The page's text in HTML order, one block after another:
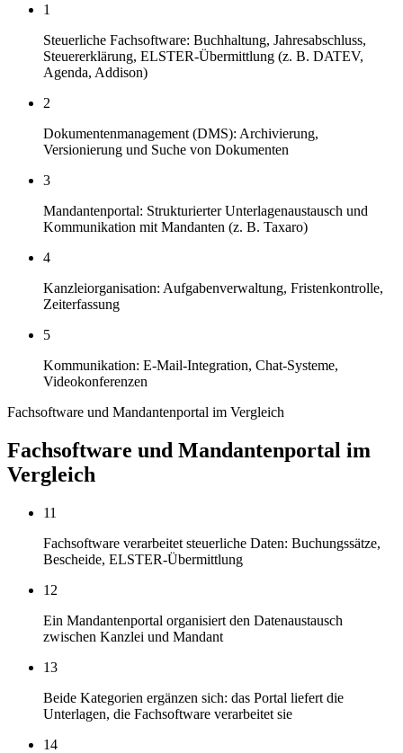
1
Steuerliche Fachsoftware: Buchhaltung, Jahresabschluss,
Steuererklärung, ELSTER-Übermittlung (z. B. DATEV,
Agenda, Addison)
2
Dokumentenmanagement (DMS): Archivierung,
Versionierung und Suche von Dokumenten
3
Mandantenportal: Strukturierter Unterlagenaustausch und
Kommunikation mit Mandanten (z. B. Taxaro)
4
Kanzleiorganisation: Aufgabenverwaltung, Fristenkontrolle,
Zeiterfassung
5
Kommunikation: E-Mail-Integration, Chat-Systeme,
Videokonferenzen
Fachsoftware und Mandantenportal im Vergleich
Fachsoftware und Mandantenportal im
Vergleich
11
Fachsoftware verarbeitet steuerliche Daten: Buchungssätze,
Bescheide, ELSTER-Übermittlung
12
Ein Mandantenportal organisiert den Datenaustausch
zwischen Kanzlei und Mandant
13
Beide Kategorien ergänzen sich: das Portal liefert die
Unterlagen, die Fachsoftware verarbeitet sie
14